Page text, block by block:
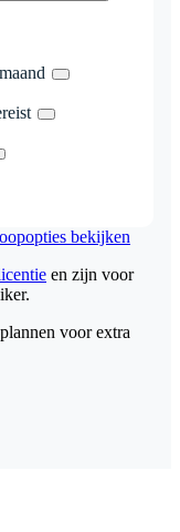
bekijken
en zijn voor
voor extra